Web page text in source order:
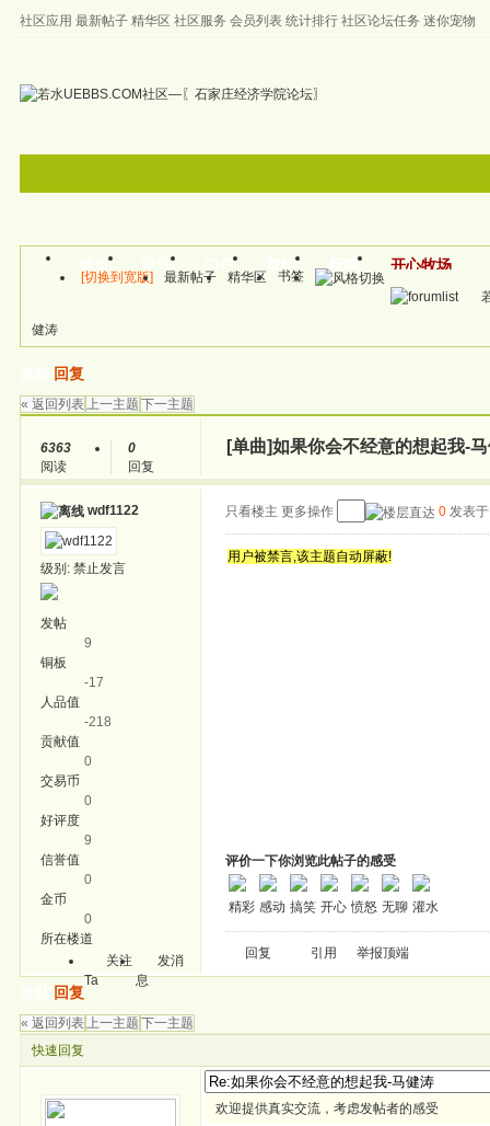
社区应用 最新帖子 精华区 社区服务 会员列表 统计排行 社区论坛任务 迷你宠物
首页 论坛 门户 群组 新闻 开心牧场
[切换到宽版] 最新帖子 精华区
书签
健涛
回复
« 返回列表上一主题 下一主题
6363
阅读
0
回复
[单曲]如果你会不经意的想起我-
wdf1122
级别: 禁止发言
发帖
9
铜板
-17
人品值
-218
贡献值
0
交易币
0
好评度
9
信誉值
0
金币
0
所在楼道
关注
Ta
发消
息
只看楼主 更多操作 0 发表
用户被禁言,该主题自动屏蔽!
评价一下你浏览此帖子的感受
精彩 感动 搞笑 开心 愤怒 无聊 灌水
回复 引用 举报顶端
回复
« 返回列表上一主题 下一主题
快速回复
欢迎提供真实交流，考虑发帖者的感受